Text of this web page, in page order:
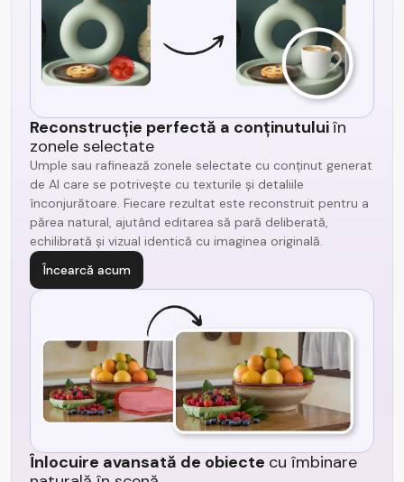
Reconstrucție perfectă a conținutuluiîn
zonele selectate
Umple sau rafinează zonele selectate cu conținut generat
de AI care se potrivește cu texturile și detaliile
înconjurătoare. Fiecare rezultat este reconstruit pentru a
părea natural, ajutând editarea să pară deliberată,
echilibrată și vizual identică cu imaginea originală.
Încearcă acum
Înlocuire avansată de obiecte cu îmbinare